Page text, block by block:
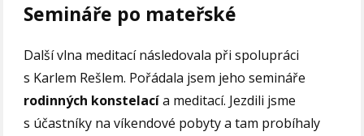
Semináře po mateřské
Další vlna meditací následovala při spolupráci
s Karlem Rešlem. Pořádala jsem jeho semináře
rodinných konstelacía meditací. Jezdili jsme
s účastníky na víkendové pobyty a tam probíhaly